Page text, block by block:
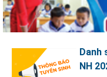
Danh
NH